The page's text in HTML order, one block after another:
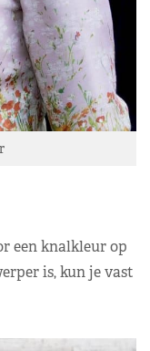
een knalkleur op
is, kun je vast